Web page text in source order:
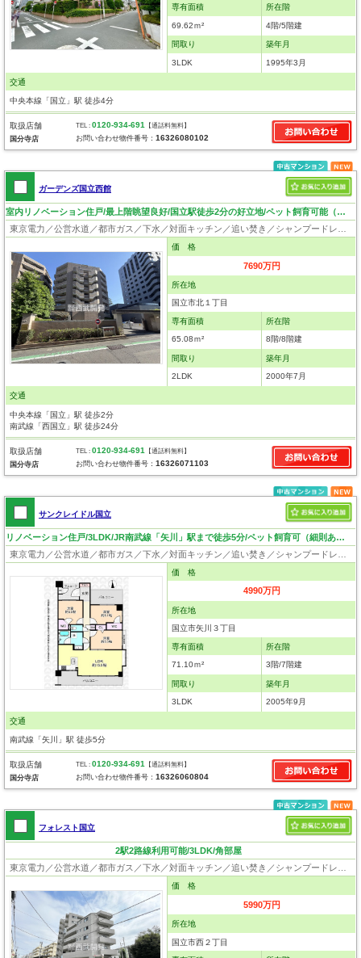
専有面積
69.62ｍ²
所在階
4階/5階建
間取り
3LDK
築年月
1995年3月
交通
中央本線「国立」駅 徒歩4分
取扱店舗
国分寺店
TEL :0120-934-691 【通話料無料】
お問い合わせ物件番号：16326080102
ガーデンズ国立西館
室内リノベーション住戸/最上階眺望良好/国立駅徒歩2分の好立地/ペット飼育可能（細則あり）
価 格
7690万円
所在地
国立市北１丁目
専有面積
65.08ｍ²
所在階
8階/8階建
間取り
2LDK
築年月
2000年7月
交通
中央本線「国立」駅 徒歩2分
南武線「西国立」駅 徒歩24分
取扱店舗
国分寺店
TEL :0120-934-691 【通話料無料】
お問い合わせ物件番号：16326071103
サンクレイドル国立
リノベーション住戸/3LDK/JR南武線「矢川」駅まで徒歩5分/ペット飼育可（細則あり）
価 格
4990万円
所在地
国立市矢川３丁目
専有面積
71.10ｍ²
所在階
3階/7階建
間取り
3LDK
築年月
2005年9月
交通
南武線「矢川」駅 徒歩5分
取扱店舗
国分寺店
TEL :0120-934-691 【通話料無料】
お問い合わせ物件番号：16326060804
フォレスト国立
2駅2路線利用可能/3LDK/角部屋
価 格
5990万円
所在地
国立市西２丁目